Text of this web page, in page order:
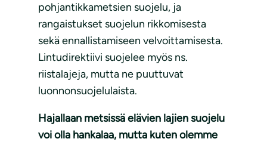
pohjantikkametsien suojelu, ja
rangaistukset suojelun rikkomisesta
sekä ennallistamiseen velvoittamisesta.
Lintudirektiivi suojelee myös ns.
riistalajeja, mutta ne puuttuvat
luonnonsuojelulaista.
Hajallaan metsissä elävien lajien suojelu
voi olla hankalaa, mutta kuten olemme